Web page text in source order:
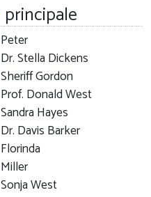
principale
Peter
Dr. Stella Dickens
Sheriff Gordon
Prof. Donald West
Sandra Hayes
Dr. Davis Barker
Florinda
Miller
Sonja West